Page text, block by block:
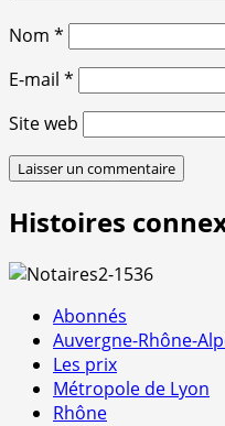
Nom *
E-mail *
Site web
Histoires
Abonnés
Auvergne-Rhône-
Les prix
Métropole de Lyon
Rhône